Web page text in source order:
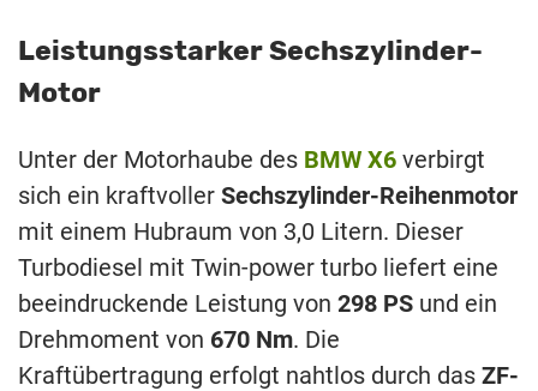
Leistungsstarker Sechszylinder-
Motor
Unter der Motorhaube des BMW X6 verbirgt
sich ein kraftvoller Sechszylinder-Reihenmotor
mit einem Hubraum von 3,0 Litern. Dieser
Turbodiesel mit Twin-power turbo liefert eine
beeindruckende Leistung von 298 PS und ein
Drehmoment von 670 Nm. Die
Kraftübertragung erfolgt nahtlos durch das ZF-